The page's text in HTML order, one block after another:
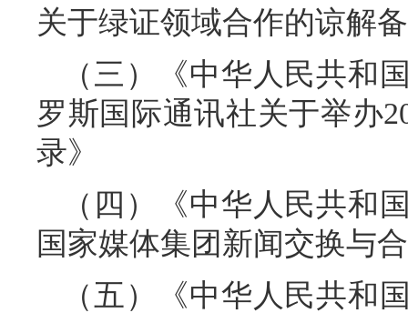
关于绿证领域合作的谅解
（三）《中华人民共和
罗斯国际通讯社关于举办
录》
（四）《中华人民共和
国家媒体集团新闻交换与
（五）《中华人民共和